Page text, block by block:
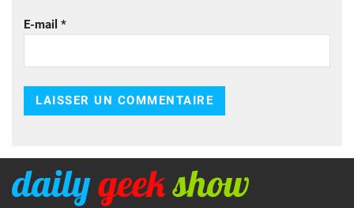
E-mail *